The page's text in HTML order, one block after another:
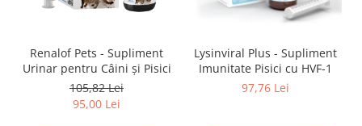
Renalof Pets - Supliment
Urinar pentru Câini și Pisici
105,82 Lei
95,00 Lei
Lysinviral Plus - Supliment
Imunitate Pisici cu HVF-1
97,76 Lei